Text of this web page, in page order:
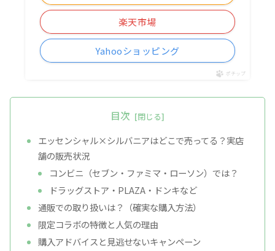
楽天市場
Yahooショッピング
ポチップ
目次
エッセンシャル×シルバニアはどこで売ってる？実店
舗の販売状況
コンビニ（セブン・ファミマ・ローソン）では？
ドラッグストア・PLAZA・ドンキなど
通販での取り扱いは？（確実な購入方法）
限定コラボの特徴と人気の理由
購入アドバイスと見逃せないキャンペーン